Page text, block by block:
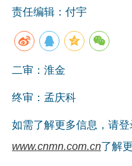
责任编辑：付宇
二审：淮金
终审：孟庆科
如需了解更多信息，请登
www.cnmn.com.cn了解